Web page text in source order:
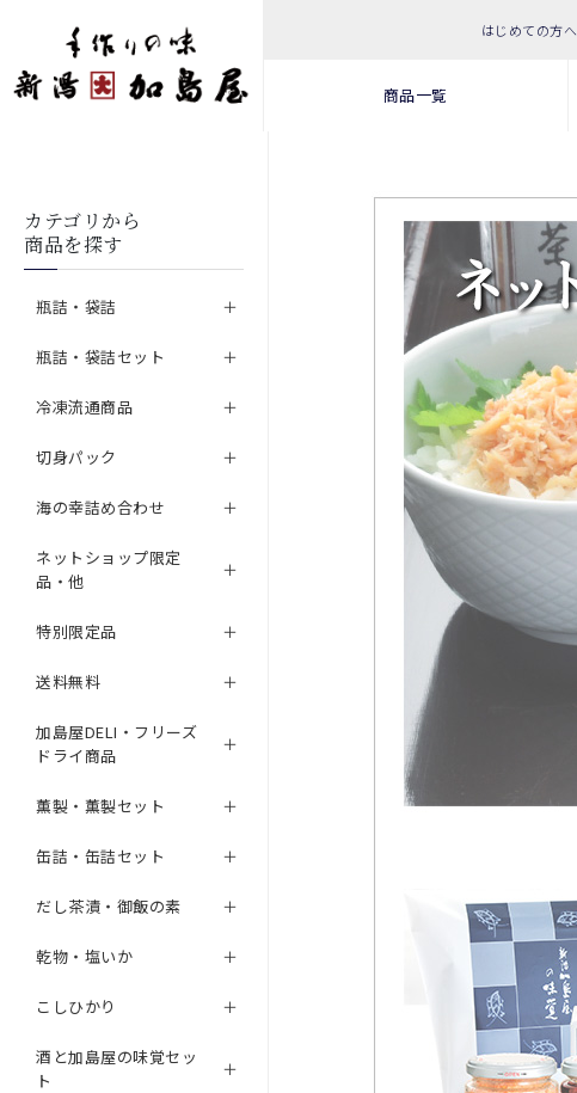
はじめての方へ
商品一覧
カテゴリから
商品を探す
瓶詰・袋詰
瓶詰・袋詰セット
冷凍流通商品
切身パック
海の幸詰め合わせ
ネットショップ限定
品・他
特別限定品
送料無料
加島屋DELI・フリーズ
ドライ商品
薫製・薫製セット
缶詰・缶詰セット
だし茶漬・御飯の素
乾物・塩いか
こしひかり
酒と加島屋の味覚セッ
ト